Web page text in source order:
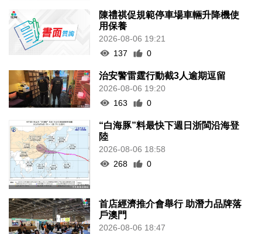
陳禮祺促規範停車場車輛升降機使
用保養
2026-08-06 19:21
137
0
治安警雷霆行動截3人逾期逗留
2026-08-06 19:20
163
0
“白海豚”料最快下週日浙閩沿海登
陸
2026-08-06 18:58
268
0
首店經濟推介會舉行 助潛力品牌落
戶澳門
2026-08-06 18:47